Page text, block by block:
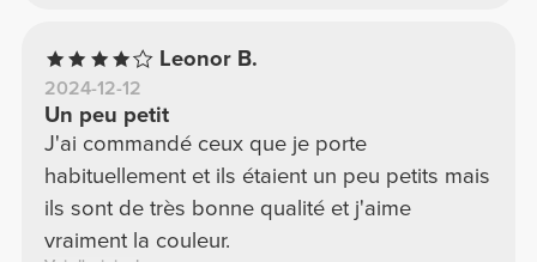
Leonor B.
2024-12-12
Un peu petit
J'ai commandé ceux que je porte
habituellement et ils étaient un peu petits mais
ils sont de très bonne qualité et j'aime
vraiment la couleur.